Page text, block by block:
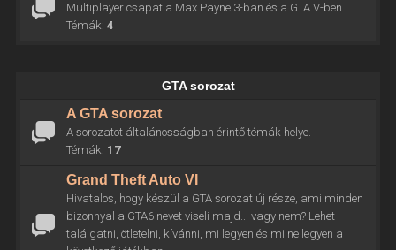
Multiplayer csapat a Max Payne 3-ban és a GTA V-ben.
Témák: 4
GTA sorozat
A GTA sorozat
A sorozatot általánosságban érintő témák helye.
Témák: 17
Grand Theft Auto VI
Hivatalos, hogy készül a GTA sorozat új része, ami minden
bizonnyal a GTA6 nevet viseli majd... vagy nem? Lehet
találgatni, ötletelni, kívánni, mi legyen és mi ne legyen a